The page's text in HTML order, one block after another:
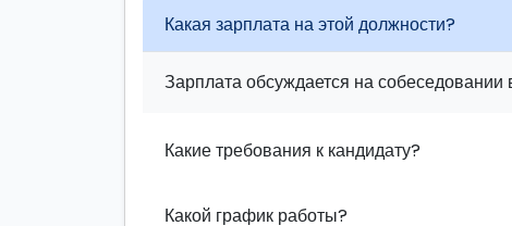
Какая зарплата на этой должности?
Зарплата обсуждается на
Какие требования к кандидату?
Какой график работы?